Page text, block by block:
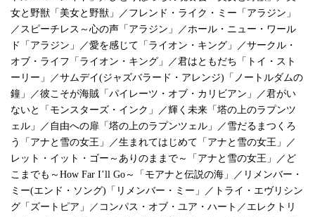
女と野獣「美女と野獣」／フレンド・ライク・ミー「アラジン」
／スピーチレス～心の声「アラジン」／ホール・ニュー・ワール
ド「アラジン」／愛を感じて「ライオン・キング」／サークル・
オブ・ライフ「ライオン・キング」／君はともだち「トイ・スト
ーリー」／サムデイ(ジャズバラード・アレンジ)「ノートルダムの
鐘」／彼こそが海賊「パイレーツ・オブ・カリビアン」／君がい
ないと「モンスターズ・インク」／輝く未来「塔の上のラプンツ
ェル」／自由への扉「塔の上のラプンツェル」／雪だるまつくろ
う「アナと雪の女王」／生まれてはじめて「アナと雪の女王」／
レット・イット・ゴー～ありのままで～「アナと雪の女王」／ど
こまでも～How Far I’ll Go～「モアナと伝説の海」／リメンバー・
ミー(エンド・ソング)「リメンバー・ミー」／トライ・エヴリシン
グ「ズートピア」／コンパス・オブ・ユア・ハート／エレクトリ